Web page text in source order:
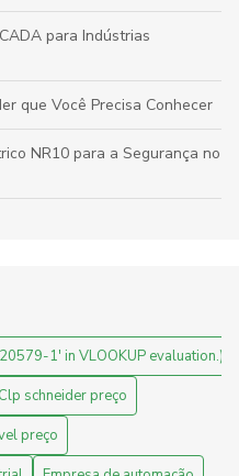
para Indústrias
que Você Precisa Conhecer
NR10 para a Segurança no
a Eficiência e Produtividade
Melhore Seus
1' in VLOOKUP evaluation.)
Clp schneider preço
preço